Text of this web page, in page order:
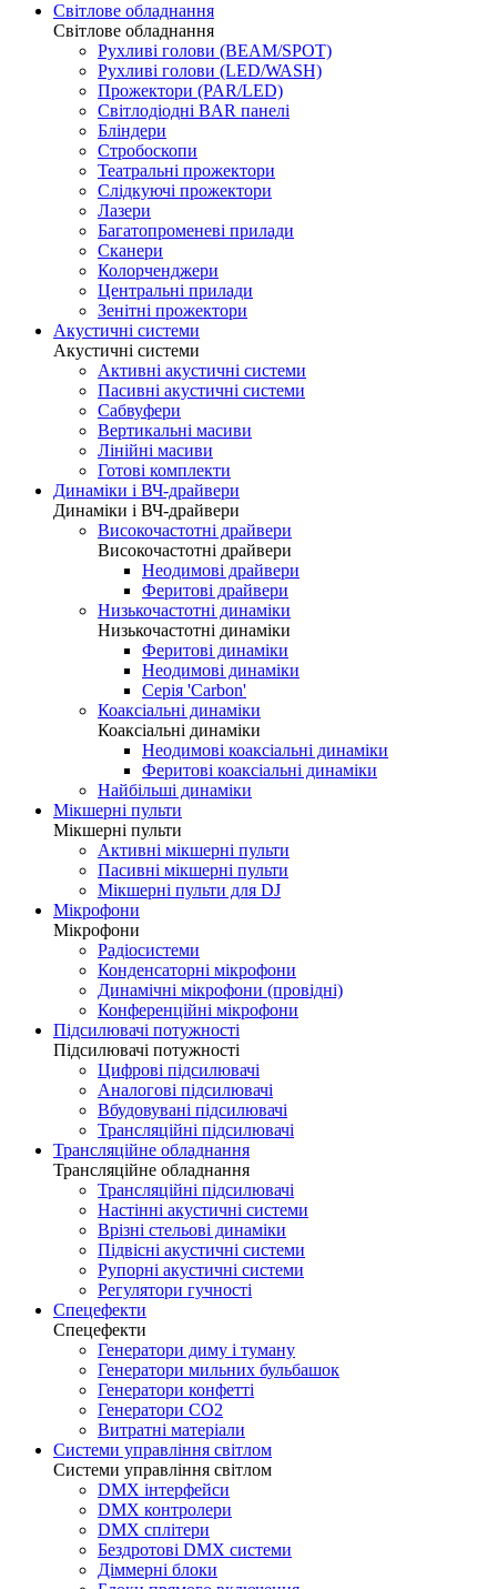
Світлове обладнання
Світлове обладнання
Рухливі голови (BEAM/SPOT)
Рухливі голови (LED/WASH)
Прожектори (PAR/LED)
Світлодіодні BAR панелі
Бліндери
Стробоскопи
Театральні прожектори
Слідкуючі прожектори
Лазери
Багатопроменеві прилади
Сканери
Колорченджери
Центральні прилади
Зенітні прожектори
Акустичні системи
Акустичні системи
Активні акустичні системи
Пасивні акустичні системи
Сабвуфери
Вертикальні масиви
Лінійні масиви
Готові комплекти
Динаміки і ВЧ-драйвери
Динаміки і ВЧ-драйвери
Високочастотні драйвери
Високочастотні драйвери
Неодимові драйвери
Феритові драйвери
Низькочастотні динаміки
Низькочастотні динаміки
Феритові динаміки
Неодимові динаміки
Серія 'Carbon'
Коаксіальні динаміки
Коаксіальні динаміки
Неодимові коаксіальні динаміки
Феритові коаксіальні динаміки
Найбільші динаміки
Мікшерні пульти
Мікшерні пульти
Активні мікшерні пульти
Пасивні мікшерні пульти
Мікшерні пульти для DJ
Мікрофони
Мікрофони
Радіосистеми
Конденсаторні мікрофони
Динамічні мікрофони (провідні)
Конференційні мікрофони
Підсилювачі потужності
Підсилювачі потужності
Цифрові підсилювачі
Аналогові підсилювачі
Вбудовувані підсилювачі
Трансляційні підсилювачі
Трансляційне обладнання
Трансляційне обладнання
Трансляційні підсилювачі
Настінні акустичні системи
Врізні стельові динаміки
Підвісні акустичні системи
Рупорні акустичні системи
Регулятори гучності
Спецефекти
Спецефекти
Генератори диму і туману
Генератори мильних бульбашок
Генератори конфетті
Генератори CO2
Витратні матеріали
Системи управління світлом
Системи управління світлом
DMX інтерфейси
DMX контролери
DMX сплітери
Бездротові DMX системи
Діммерні блоки